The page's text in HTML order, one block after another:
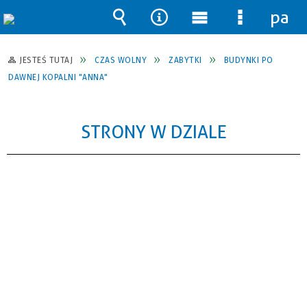
JESTEŚ TUTAJ CZAS WOLNY ZABYTKI
BUDYNKI PO
DAWNEJ KOPALNI "ANNA"
STRONY W DZIALE
Wyszukiwarka
Narzędzia
Menu
główne
Menu